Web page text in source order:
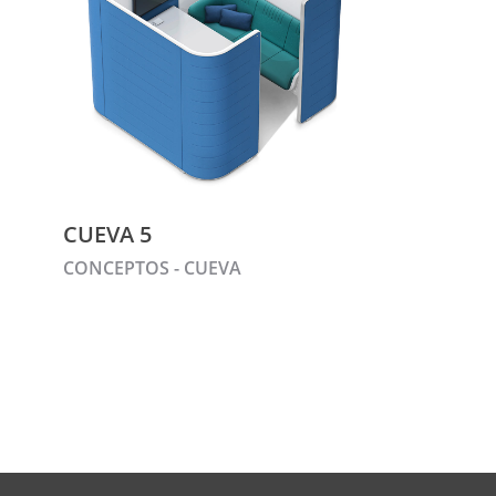
CUEVA 5
CONCEPTOS - CUEVA